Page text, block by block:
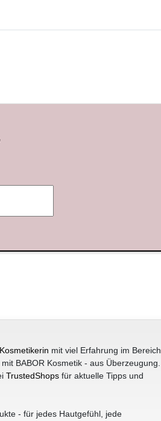
mit viel Erfahrung im Bereich
BABOR Kosmetik - aus Überzeugung.
TrustedShopsfür aktuelle Tipps und
- für jedes Hautgefühl, jede